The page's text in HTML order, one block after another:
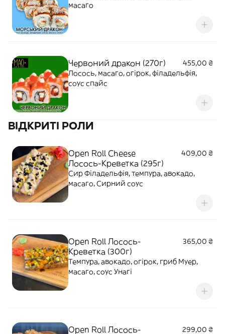
масаго
Червоний дракон (270г)
455,00 ₴
Лосось, масаго, огірок, філадельфія,
соус спайс
ВІДКРИТІ РОЛИ
Open Roll Cheese
Лосось-Креветка (295г)
409,00 ₴
Сир Філадельфія, темпура, авокадо,
масаго, Сирний соус
Open Roll Лосось-
Креветка (300г)
365,00 ₴
Темпура, авокадо, огірок, гриб Муер,
масаго, соус Унагі
Open Roll Лосось-
299,00 ₴